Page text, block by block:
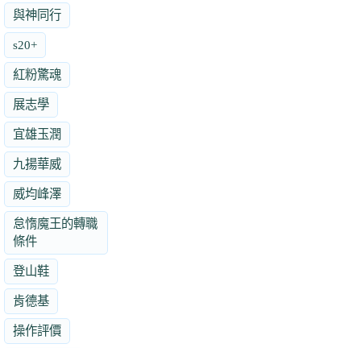
與神同行
s20+
紅粉驚魂
展志學
宜雄玉潤
九揚華威
威均峰澤
怠惰魔王的轉職
條件
登山鞋
肯德基
操作評價